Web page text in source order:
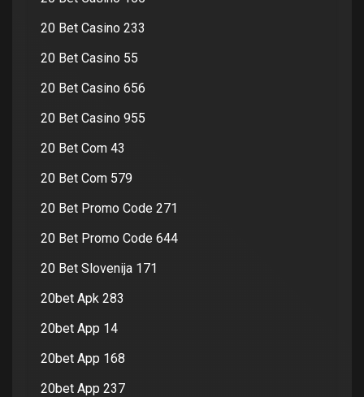
20 Bet Casino 233
20 Bet Casino 55
20 Bet Casino 656
20 Bet Casino 955
20 Bet Com 43
20 Bet Com 579
20 Bet Promo Code 271
20 Bet Promo Code 644
20 Bet Slovenija 171
20bet Apk 283
20bet App 14
20bet App 168
20bet App 237